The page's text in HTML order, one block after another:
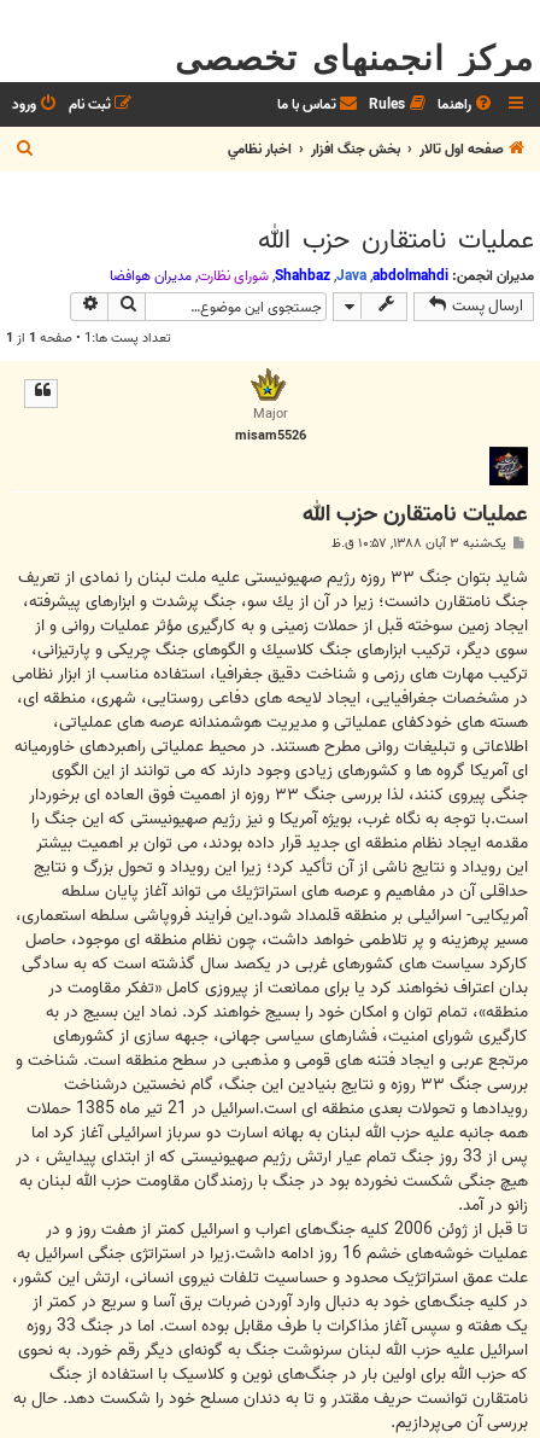
مرکز انجمنهای تخصصی
راهنما Rules تماس با ما ورود
ثبت نام
صفحه اول تالار
بخش جنگ افزار اخبار نظامي
س
عمليات نامتقارن حزب الله
مدیران انجمن: abdolmahdi
,
Java
,
Shahbaz
,شوراي نظارت,مديران هوافضا
ارسال پست جستجو
تعداد پست ها:1 • صفحه 1 از 1
Major
misam5526
عمليات نامتقارن حزب الله
ت
یک‌شنبه ۳ آبان ۱۳۸۸, ۱۰:۵۷ ق.ظ
شايد بتوان جنگ ۳۳ روزه رژيم صهيونيستى عليه ملت لبنان را نمادى از تعريف
جنگ نامتقارن دانست؛ زيرا در آن از يك سو، جنگ پرشدت و ابزارهاى پيشرفته،
ايجاد زمين سوخته قبل از حملات زمينى و به كارگيرى مؤثر عمليات روانى و از
سوى ديگر، تركيب ابزارهاى جنگ كلاسيك و الگوهاى جنگ چريكى و پارتيزانى،
تركيب مهارت هاى رزمى و شناخت دقيق جغرافيا، استفاده مناسب از ابزار نظامى
در مشخصات جغرافيايى، ايجاد لايحه هاى دفاعى روستايى، شهرى، منطقه اى،
هسته هاى خودكفاى عملياتى و مديريت هوشمندانه عرصه هاى عملياتى،
اطلاعاتى و تبليغات روانى مطرح هستند. در محيط عملياتى راهبردهاى خاورميانه
اى آمريكا گروه ها و كشورهاى زيادى وجود دارند كه مى توانند از اين الگوى
جنگى پيروى كنند، لذا بررسى جنگ ۳۳ روزه از اهميت فوق العاده اى برخوردار
است.با توجه به نگاه غرب، بويژه آمريكا و نيز رژيم صهيونيستى كه اين جنگ را
مقدمه ايجاد نظام منطقه اى جديد قرار داده بودند، مى توان بر اهميت بيشتر
اين رويداد و نتايج ناشى از آن تأكيد كرد؛ زيرا اين رويداد و تحول بزرگ و نتايج
حداقلى آن در مفاهيم و عرصه هاى استراتژيك مى تواند آغاز پايان سلطه
آمريكايى- اسرائيلى بر منطقه قلمداد شود.اين فرايند فروپاشى سلطه استعمارى،
مسير پرهزينه و پر تلاطمى خواهد داشت، چون نظام منطقه اى موجود، حاصل
كاركرد سياست هاى كشورهاى غربى در يكصد سال گذشته است كه به سادگى
بدان اعتراف نخواهند كرد يا براى ممانعت از پيروزى كامل «تفكر مقاومت در
منطقه»، تمام توان و امكان خود را بسيج خواهند كرد. نماد اين بسيج در به
كارگيرى شوراى امنيت، فشارهاى سياسى جهانى، جبهه سازى از كشورهاى
مرتجع عربى و ايجاد فتنه هاى قومى و مذهبى در سطح منطقه است. شناخت و
بررسى جنگ ۳۳ روزه و نتايج بنيادين اين جنگ، گام نخستين درشناخت
رويدادها و تحولات بعدى منطقه اى است.اسرائیل در 21 تیر ماه 1385 حملات
همه جانبه علیه حزب الله لبنان به بهانه اسارت دو سرباز اسرائیلی آغاز کرد اما
پس از 33 روز جنگ تمام عیار ارتش رژیم صهیونیستی که از ابتدای پیدایش ، در
هیچ جنگی شکست نخورده بود در جنگ با رزمندگان مقاومت حزب الله لبنان به
زانو در آمد.
تا قبل از ژوئن 2006 کلیه جنگ‌های اعراب و اسرائیل کمتر از هفت روز و در
عملیات خوشه‌های خشم 16 روز ادامه داشت.زیرا در استراتژی جنگی اسرائیل به
علت عمق استراتژیک محدود و حساسیت تلفات نیروی انسانی، ارتش این کشور،
در کلیه جنگ‌های خود به دنبال وارد آوردن ضربات برق آسا و سریع در کمتر از
یک هفته و سپس آغاز مذاکرات با طرف مقابل بوده است. اما در جنگ 33 روزه
اسرائیل علیه حزب الله لبنان سرنوشت جنگ به گونه‌ای دیگر رقم خورد. به نحوی
که حزب الله برای اولین بار در جنگ‌های نوین و کلاسیک با استفاده از جنگ
نامتقارن توانست حریف مقتدر و تا به دندان مسلح خود را شکست دهد. حال به
بررسی آن می‌پردازیم.